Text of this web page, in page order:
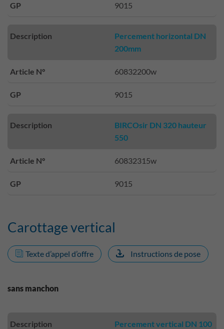
GP 9015
Description
Percement horizontal DN
200mm
Article N° 60832200w
GP 9015
Description
BIRCOsir DN 320 hauteur
550
Article N° 60832315w
GP 9015
Carottage vertical
Texte d’appel d’offre Instructions de pose
sans manchon
Description Percement vertical DN 100